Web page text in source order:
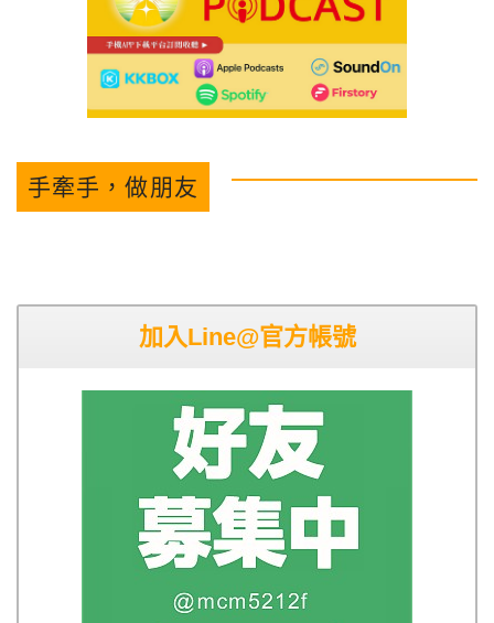
手牽手，做朋友
加入Line@官方帳號